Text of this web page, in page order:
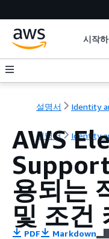
시작
설명서 Identity
설명서 Identity
AWS
용되는
및 조건
PDF Markdown